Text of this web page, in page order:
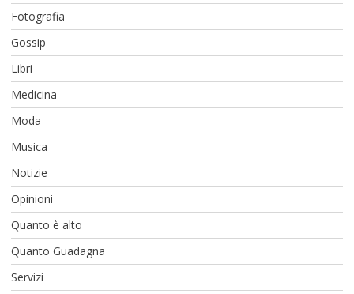
Fotografia
Gossip
Libri
Medicina
Moda
Musica
Notizie
Opinioni
Quanto è alto
Quanto Guadagna
Servizi